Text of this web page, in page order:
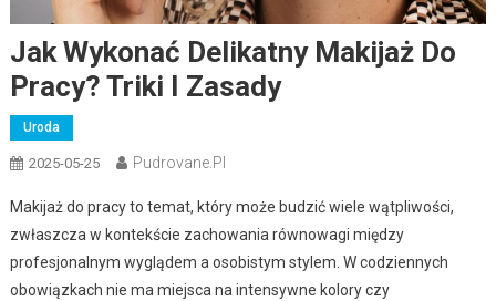
Jak Wykonać Delikatny Makijaż Do
Pracy? Triki I Zasady
Uroda
2025-05-25 Pudrovane.pl
Makijaż do pracy to temat, który może budzić wiele wątpliwości,
zwłaszcza w kontekście zachowania równowagi między
profesjonalnym wyglądem a osobistym stylem. W codziennych
obowiązkach nie ma miejsca na intensywne kolory czy